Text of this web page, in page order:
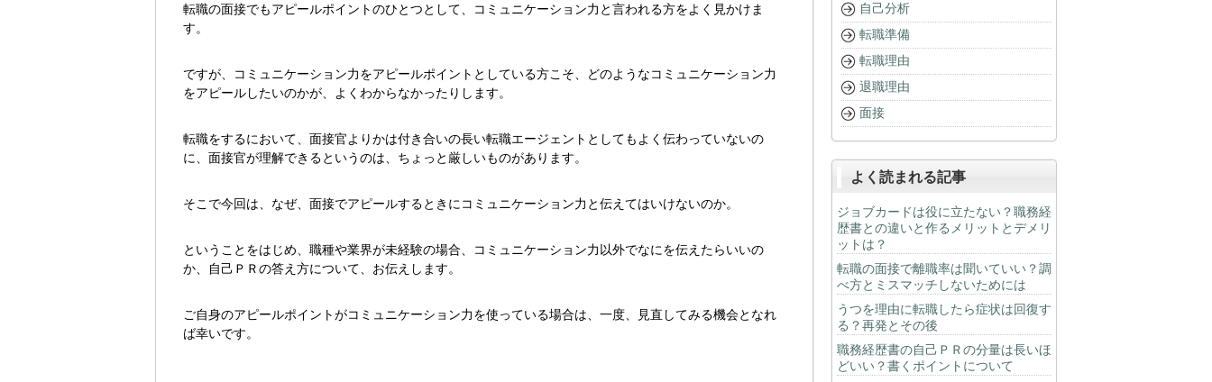
転職の面接でもアピールポイントのひとつとして、コミュニケーション力と言われる方をよく見かけま
す。
ですが、コミュニケーション力をアピールポイントとしている方こそ、どのようなコミュニケーション力
をアピールしたいのかが、よくわからなかったりします。
転職をするにおいて、面接官よりかは付き合いの長い転職エージェントとしてもよく伝わっていないの
に、面接官が理解できるというのは、ちょっと厳しいものがあります。
そこで今回は、なぜ、面接でアピールするときにコミュニケーション力と伝えてはいけないのか。
ということをはじめ、職種や業界が未経験の場合、コミュニケーション力以外でなにを伝えたらいいの
か、自己ＰＲの答え方について、お伝えします。
ご自身のアピールポイントがコミュニケーション力を使っている場合は、一度、見直してみる機会となれ
ば幸いです。
自己分析
転職準備
転職理由
退職理由
面接
よく読まれる記事
ジョブカードは役に立たない？職務経
歴書との違いと作るメリットとデメリ
ットは？
転職の面接で離職率は聞いていい？調
べ方とミスマッチしないためには
うつを理由に転職したら症状は回復す
る？再発とその後
職務経歴書の自己ＰＲの分量は長いほ
どいい？書くポイントについて